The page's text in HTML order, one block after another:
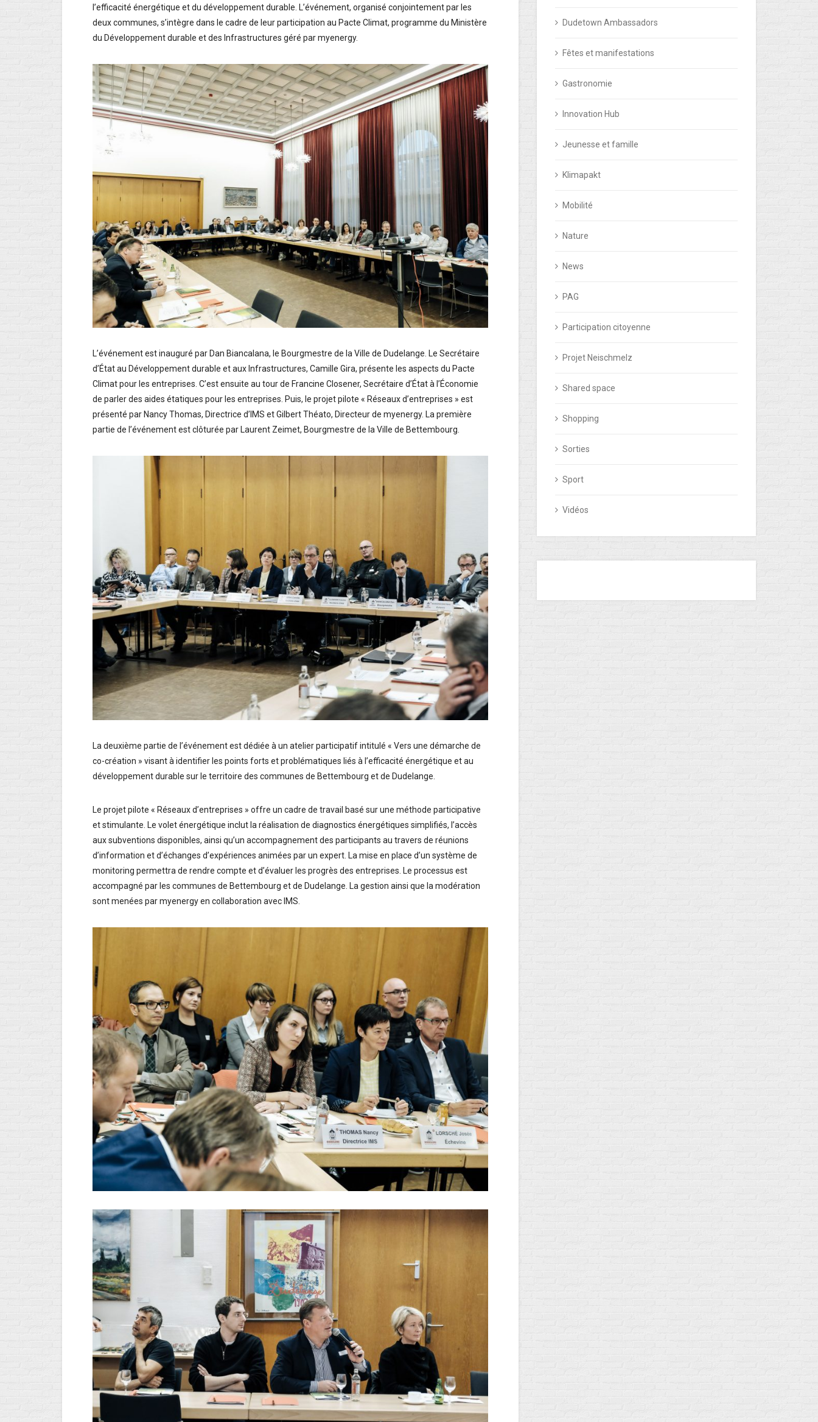
l’efficacité énergétique et du développement durable. L’événement, organisé conjointement par les
deux communes, s’intègre dans le cadre de leur participation au Pacte Climat, programme du Ministère
du Développement durable et des Infrastructures géré par myenergy.
L’événement est inauguré par Dan Biancalana, le Bourgmestre de la Ville de Dudelange. Le Secrétaire
d’État au Développement durable et aux Infrastructures, Camille Gira, présente les aspects du Pacte
Climat pour les entreprises. C’est ensuite au tour de Francine Closener, Secrétaire d’État à l’Économie
de parler des aides étatiques pour les entreprises. Puis, le projet pilote « Réseaux d’entreprises » est
présenté par Nancy Thomas, Directrice d’IMS et Gilbert Théato, Directeur de myenergy. La première
partie de l’événement est clôturée par Laurent Zeimet, Bourgmestre de la Ville de Bettembourg.
La deuxième partie de l’événement est dédiée à un atelier participatif intitulé « Vers une démarche de
co-création » visant à identifier les points forts et problématiques liés à l’efficacité énergétique et au
développement durable sur le territoire des communes de Bettembourg et de Dudelange.
Le projet pilote « Réseaux d’entreprises » offre un cadre de travail basé sur une méthode participative
et stimulante. Le volet énergétique inclut la réalisation de diagnostics énergétiques simplifiés, l’accès
aux subventions disponibles, ainsi qu’un accompagnement des participants au travers de réunions
d’information et d’échanges d’expériences animées par un expert. La mise en place d’un système de
monitoring permettra de rendre compte et d’évaluer les progrès des entreprises. Le processus est
accompagné par les communes de Bettembourg et de Dudelange. La gestion ainsi que la modération
sont menées par myenergy en collaboration avec IMS.
Dudetown Ambassadors
Fêtes et manifestations
Gastronomie
Innovation Hub
Jeunesse et famille
Klimapakt
Mobilité
Nature
News
PAG
Participation citoyenne
Projet Neischmelz
Shared space
Shopping
Sorties
Sport
Vidéos